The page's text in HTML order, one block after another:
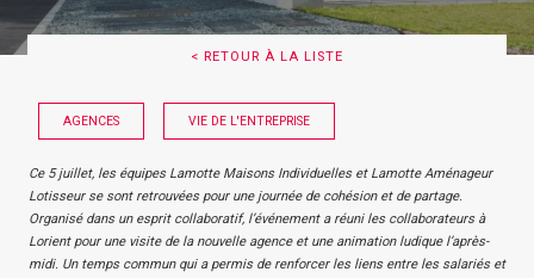
< RETOUR À LA LISTE
AGENCES VIE DE L'ENTREPRISE
Ce 5 juillet, les équipes Lamotte Maisons Individuelles et Lamotte Aménageur
Lotisseur se sont retrouvées pour une journée de cohésion et de partage.
Organisé dans un esprit collaboratif, l’événement a réuni les collaborateurs à
Lorient pour une visite de la nouvelle agence et une animation ludique l’après-
midi. Un temps commun qui a permis de renforcer les liens entre les salariés et